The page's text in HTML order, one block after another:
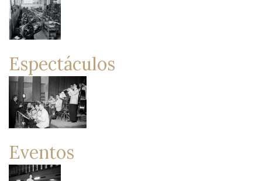
Espectáculos
Eventos